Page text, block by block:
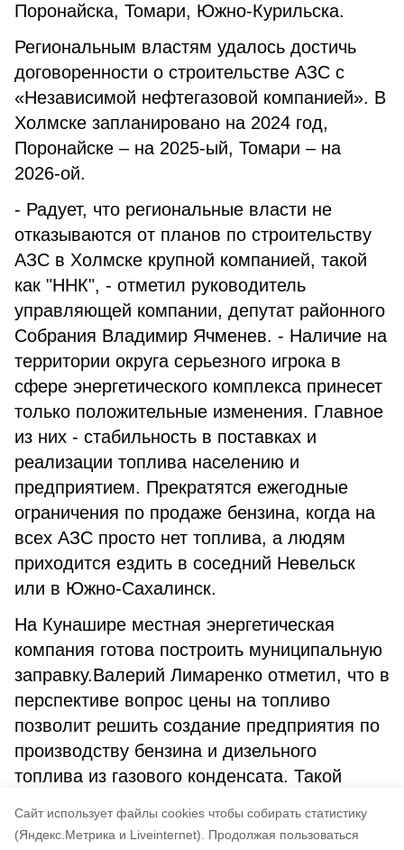
Cайт использует файлы cookies чтобы собирать статистику
(Яндекс.Метрика и Liveinternet).
Продолжая пользоваться
Поронайска, Томари, Южно-Курильска.
Региональным властям удалось достичь
договоренности о строительстве АЗС с
«Независимой нефтегазовой компанией». В
Холмске запланировано на 2024 год,
Поронайске – на 2025-ый, Томари – на
2026-ой.
- Радует, что региональные власти не
отказываются от планов по строительству
АЗС в Холмске крупной компанией, такой
как "ННК", - отметил руководитель
управляющей компании, депутат районного
Собрания Владимир Ячменев. - Наличие на
территории округа серьезного игрока в
сфере энергетического комплекса принесет
только положительные изменения. Главное
из них - стабильность в поставках и
реализации топлива населению и
предприятием. Прекратятся ежегодные
ограничения по продаже бензина, когда на
всех АЗС просто нет топлива, а людям
приходится ездить в соседний Невельск
или в Южно-Сахалинск.
На Кунашире местная энергетическая
компания готова построить муниципальную
заправку.Валерий Лимаренко отметил, что в
перспективе вопрос цены на топливо
позволит решить создание предприятия по
производству бензина и дизельного
топлива из газового конденсата. Такой
совместно с Газпромом.